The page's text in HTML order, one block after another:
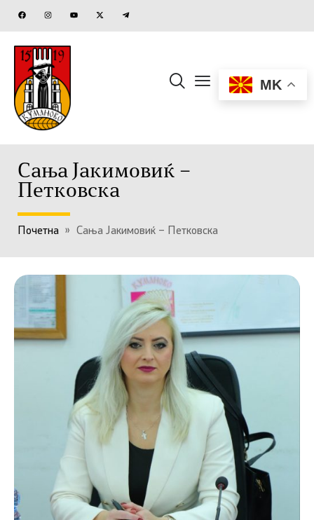
MK
Сања Јакимовиќ –
Петковска
Почетна » Сања Јакимовиќ – Петковска